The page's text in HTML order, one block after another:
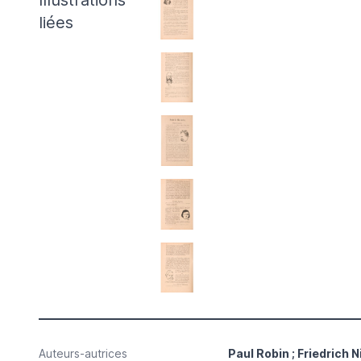
liées
Auteurs-autrices Paul Robin ; Friedrich